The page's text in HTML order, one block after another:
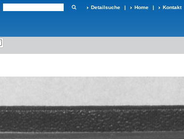
Detailsuche | Home | Kontakt